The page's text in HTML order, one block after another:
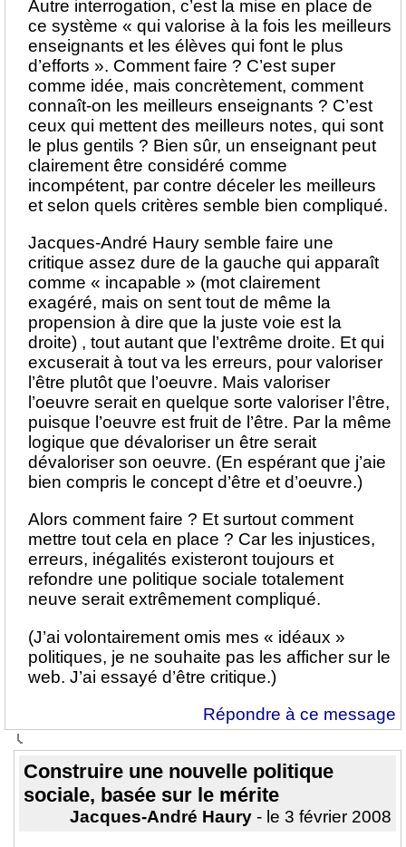
Autre interrogation, c’est la mise en place de
ce système « qui valorise à la fois les meilleurs
enseignants et les élèves qui font le plus
d’efforts ». Comment faire ? C’est super
comme idée, mais concrètement, comment
connaît-on les meilleurs enseignants ? C’est
ceux qui mettent des meilleurs notes, qui sont
le plus gentils ? Bien sûr, un enseignant peut
clairement être considéré comme
incompétent, par contre déceler les meilleurs
et selon quels critères semble bien compliqué.
Jacques-André Haury semble faire une
critique assez dure de la gauche qui apparaît
comme « incapable » (mot clairement
exagéré, mais on sent tout de même la
propension à dire que la juste voie est la
droite) , tout autant que l’extrême droite. Et qui
excuserait à tout va les erreurs, pour valoriser
l’être plutôt que l’oeuvre. Mais valoriser
l’oeuvre serait en quelque sorte valoriser l’être,
puisque l’oeuvre est fruit de l’être. Par la même
logique que dévaloriser un être serait
dévaloriser son oeuvre. (En espérant que j’aie
bien compris le concept d’être et d’oeuvre.)
Alors comment faire ? Et surtout comment
mettre tout cela en place ? Car les injustices,
erreurs, inégalités existeront toujours et
refondre une politique sociale totalement
neuve serait extrêmement compliqué.
(J’ai volontairement omis mes « idéaux »
politiques, je ne souhaite pas les afficher sur le
web. J’ai essayé d’être critique.)
Répondre à ce message
Construire une nouvelle politique
sociale, basée sur le mérite
Jacques-André Haury - le 3 février 2008